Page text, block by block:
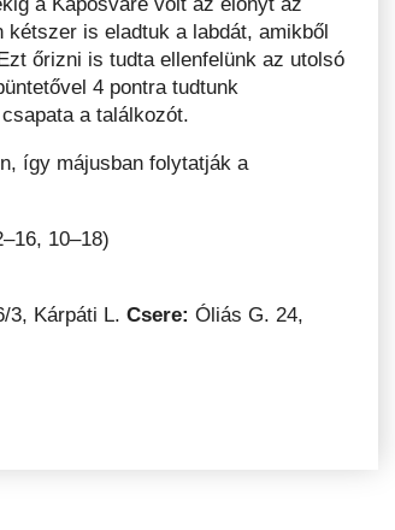
is eladtuk a labdát, amikből
őrizni is tudta ellenfelünk az utolsó
4 pontra tudtunk
a találkozót.
így májusban folytatják a
10–18)
3, Kárpáti L. Csere: Óliás G. 24,